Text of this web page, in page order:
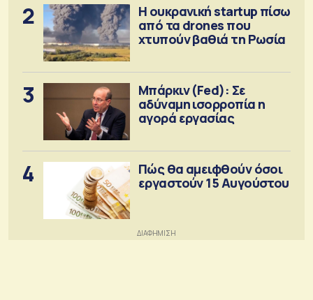
2
Η ουκρανική startup πίσω
από τα drones που
χτυπούν βαθιά τη Ρωσία
3
Μπάρκιν (Fed): Σε
αδύναμη ισορροπία η
αγορά εργασίας
4
Πώς θα αμειφθούν όσοι
εργαστούν 15 Αυγούστου